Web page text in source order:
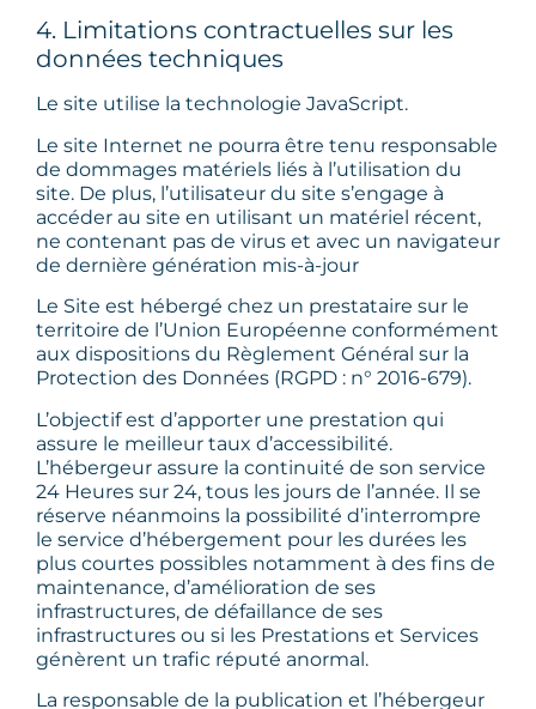
4. Limitations contractuelles sur les
données techniques
Le site utilise la technologie JavaScript.
Le site Internet ne pourra être tenu responsable
de dommages matériels liés à l’utilisation du
site. De plus, l’utilisateur du site s’engage à
accéder au site en utilisant un matériel récent,
ne contenant pas de virus et avec un navigateur
de dernière génération mis-à-jour
Le Site est hébergé chez un prestataire sur le
territoire de l’Union Européenne conformément
aux dispositions du Règlement Général sur la
Protection des Données (RGPD : n° 2016-679).
L’objectif est d’apporter une prestation qui
assure le meilleur taux d’accessibilité.
L’hébergeur assure la continuité de son service
24 Heures sur 24, tous les jours de l’année. Il se
réserve néanmoins la possibilité d’interrompre
le service d’hébergement pour les durées les
plus courtes possibles notamment à des fins de
maintenance, d’amélioration de ses
infrastructures, de défaillance de ses
infrastructures ou si les Prestations et Services
génèrent un trafic réputé anormal.
La responsable de la publication et l’hébergeur